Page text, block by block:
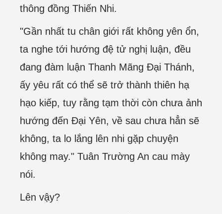
thông đồng Thiến Nhi.
"Gần nhất tu chân giới rất không yên ổn,
ta nghe tới hướng đệ tử nghị luận, đều
đang đàm luận Thanh Mãng Đại Thánh,
ấy yêu rất có thể sẽ trở thành thiên hạ
hạo kiếp, tuy rằng tạm thời còn chưa ảnh
hướng đến Đại Yên, về sau chưa hẳn sẽ
không, ta lo lắng lên nhi gặp chuyện
không may." Tuân Trường An cau mày
nói.
Lên vậy?